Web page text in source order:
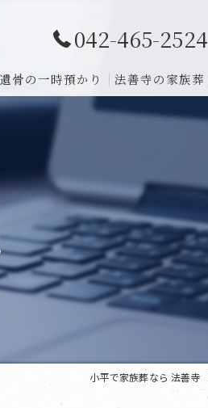
042-465-2524
骨の一時預かり 法善寺の家族葬
費用
1日葬
相談
小平で家族葬なら 法善寺